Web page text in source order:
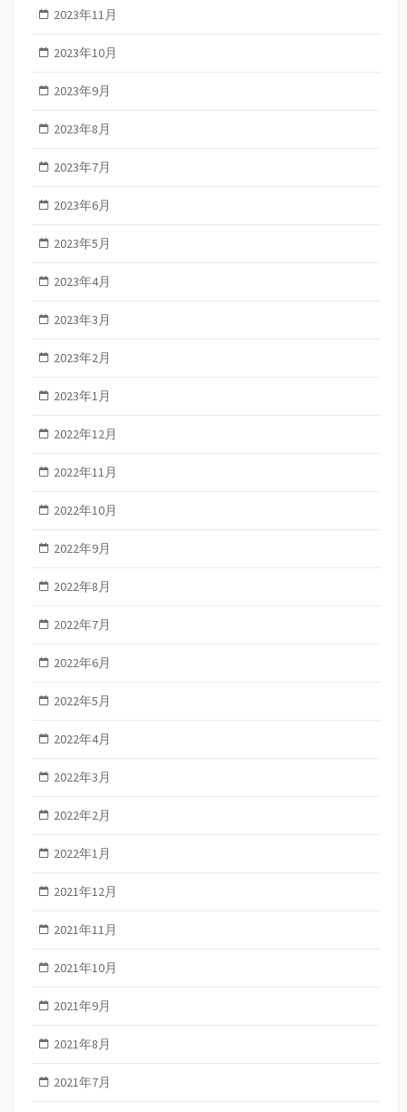
2023年11月
2023年10月
2023年9月
2023年8月
2023年7月
2023年6月
2023年5月
2023年4月
2023年3月
2023年2月
2023年1月
2022年12月
2022年11月
2022年10月
2022年9月
2022年8月
2022年7月
2022年6月
2022年5月
2022年4月
2022年3月
2022年2月
2022年1月
2021年12月
2021年11月
2021年10月
2021年9月
2021年8月
2021年7月